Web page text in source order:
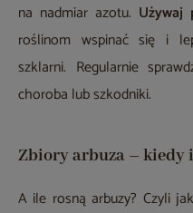
na nadmiar azotu.
roślinom wspinać się i
szklarni. Regularnie
choroba lub szkodniki.
Zbiory arbuza – kiedy
A ile rosną arbuzy? Czyli